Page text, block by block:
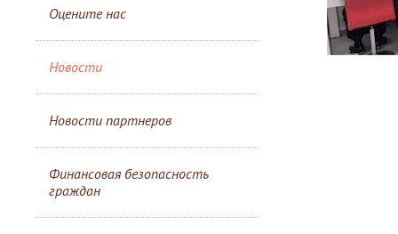
Оцените нас
Новости
Новости партнеров
Финансовая безопасность
граждан